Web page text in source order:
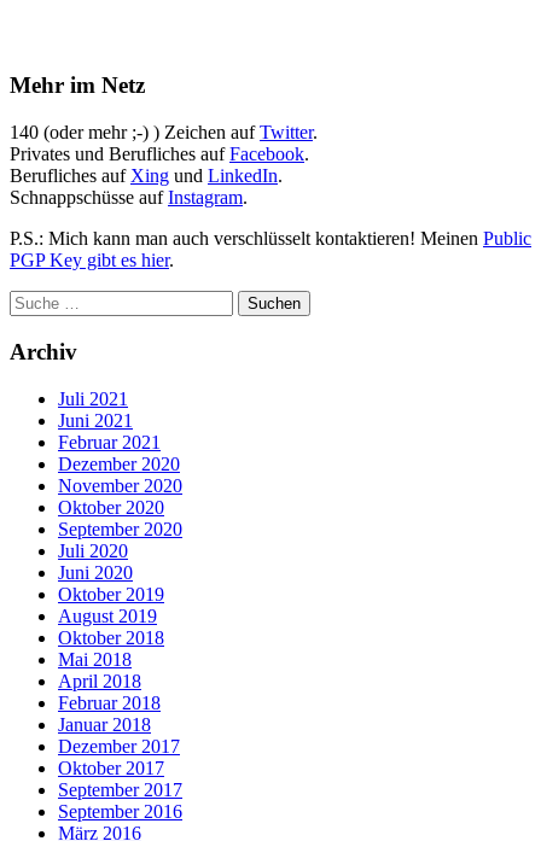
Mehr im Netz
140 (oder mehr ;-) ) Zeichen aufTwitter.
Privates und Berufliches aufFacebook.
Berufliches auf Xing und LinkedIn.
Schnappschüsse aufInstagram.
P.S.: Mich kann man auch verschlüsselt kontaktieren! Meinen Public
PGP Key gibt es hier.
Archiv
Juli 2021
Juni 2021
Februar 2021
Dezember 2020
November 2020
Oktober 2020
September 2020
Juli 2020
Juni 2020
Oktober 2019
August 2019
Oktober 2018
Mai 2018
April 2018
Februar 2018
Januar 2018
Dezember 2017
Oktober 2017
September 2017
September 2016
März 2016